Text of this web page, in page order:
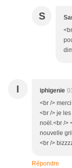
S
I iphigenie
<br />
<br /> je
noël.<br />
nouvelle
<br />
Répondre